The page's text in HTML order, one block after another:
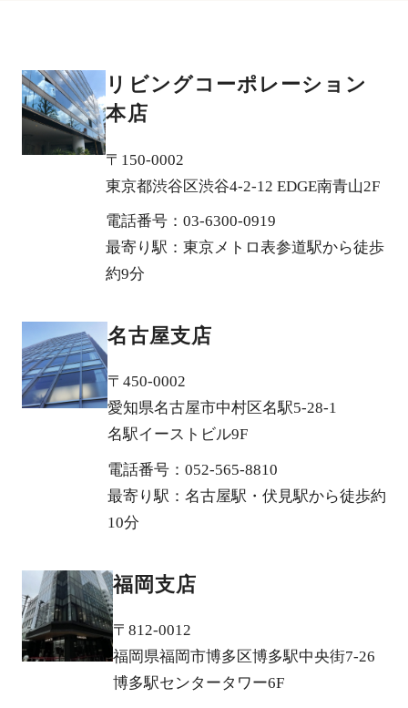
リビングコーポレーション
本店
〒150-0002
東京都渋谷区渋谷4-2-12 EDGE南青山2F
電話番号：03-6300-0919
最寄り駅：東京メトロ表参道駅から徒歩
約9分
名古屋支店
〒450-0002
愛知県名古屋市中村区名駅5-28-1
名駅イーストビル9F
電話番号：052-565-8810
最寄り駅：名古屋駅・伏見駅から徒歩約
10分
福岡支店
〒812-0012
福岡県福岡市博多区博多駅中央街7-26
博多駅センタータワー6F